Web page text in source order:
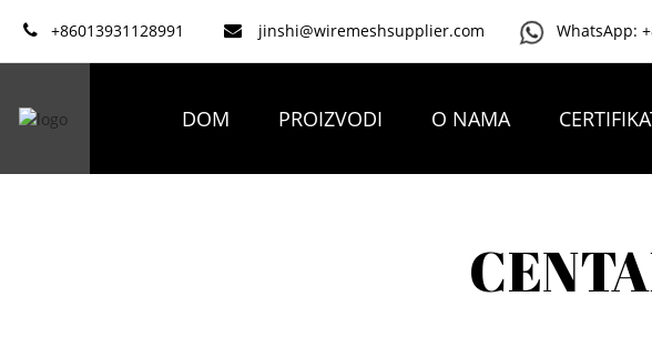
+86013931128991 jinshi@wiremeshsupplier.com WhatsApp:
DOM PROIZVODI O NAMA